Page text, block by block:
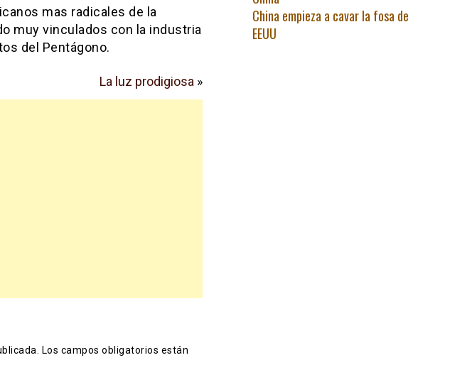
mas radicales de la
muy vinculados con la industria
del Pentágono.
La luz prodigiosa »
Los campos obligatorios están
China empieza a cavar la fosa de
EEUU